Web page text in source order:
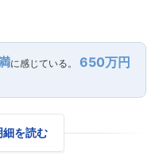
に感じている。 650万円
細を読む